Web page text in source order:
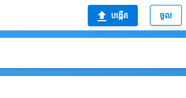
បង្កើត ចូល